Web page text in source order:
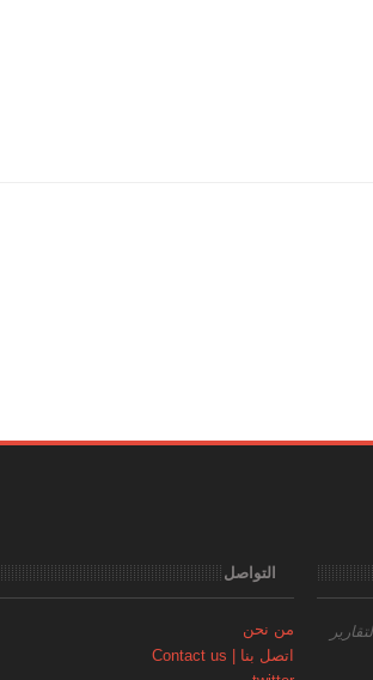
التواصل
من نحن
اتصل بنا | Contact us